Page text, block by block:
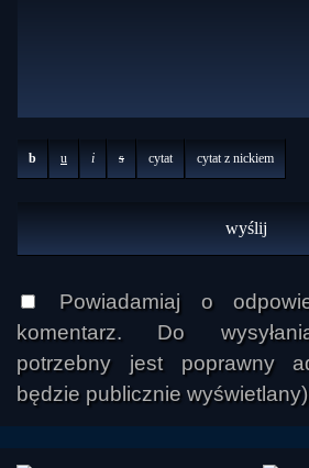
b u i s cytat cytat z nickiem
Powiadamiaj o
komentarz. Do
potrzebny jest poprawny
będzie publicznie